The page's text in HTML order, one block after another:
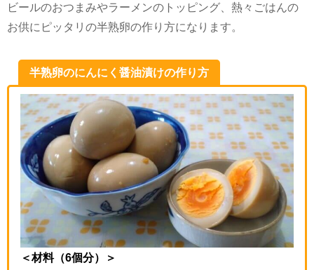
ビールのおつまみやラーメンのトッピング、熱々ごはんの
お供にピッタリの半熟卵の作り方になります。
半熟卵のにんにく醤油漬けの作り方
＜材料（6個分）＞